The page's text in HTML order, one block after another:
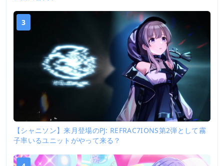
3
【シャニソン】来月登場のPJ: REFRAC7IONS第2弾として霧
子率いるユニットがやって来る？